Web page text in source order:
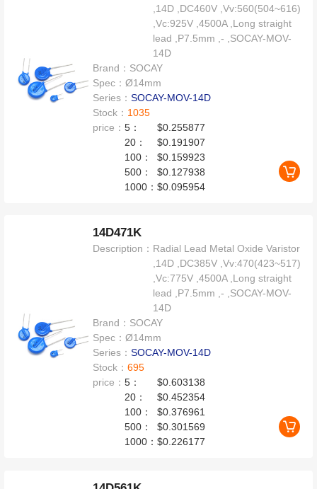
,14D ,DC460V ,Vv:560(504~616)
,Vc:925V ,4500A ,Long straight
lead ,P7.5mm ,- ,SOCAY-MOV-
14D
Brand： SOCAY
Spec：Ø14mm
Series：SOCAY-MOV-14D
Stock： 1035
price：5：
$0.255877
20：
$0.191907
100：
$0.159923
500：
$0.127938
1000：$0.095954
14D471K
Description： Radial Lead Metal Oxide Varistor
,14D ,DC385V ,Vv:470(423~517)
,Vc:775V ,4500A ,Long straight
lead ,P7.5mm ,- ,SOCAY-MOV-
14D
Brand： SOCAY
Spec：Ø14mm
Series：SOCAY-MOV-14D
Stock：695
price：5：
$0.603138
20：
$0.452354
100：
$0.376961
500：
$0.301569
1000：$0.226177